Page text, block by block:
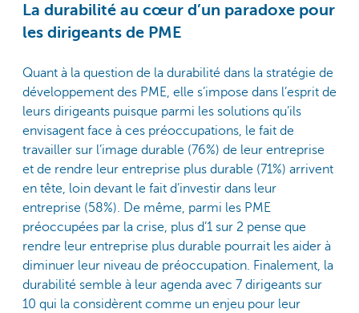
La durabilité au cœur d’un paradoxe pour
les dirigeants de PME
Quant à la question de la durabilité dans la stratégie de
développement des PME, elle s’impose dans l’esprit de
leurs dirigeants puisque parmi les solutions qu’ils
envisagent face à ces préoccupations, le fait de
travailler sur l’image durable (76%) de leur entreprise
et de rendre leur entreprise plus durable (71%) arrivent
en tête, loin devant le fait d’investir dans leur
entreprise (58%). De même, parmi les PME
préoccupées par la crise, plus d’1 sur 2 pense que
rendre leur entreprise plus durable pourrait les aider à
diminuer leur niveau de préoccupation. Finalement, la
durabilité semble à leur agenda avec 7 dirigeants sur
10 qui la considèrent comme un enjeu pour leur